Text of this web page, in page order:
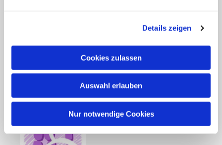
Details zeigen
Cookies zulassen
Auswahl erlauben
Nur notwendige Cookies